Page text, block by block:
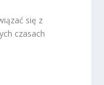
się z
czasach